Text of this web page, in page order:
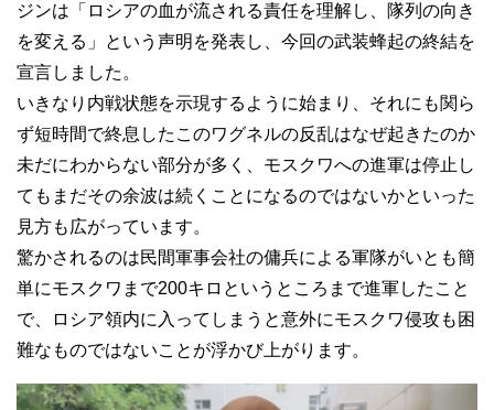
ジンは「ロシアの血が流される責任を理解し、隊列の向き
を変える」という声明を発表し、今回の武装蜂起の終結を
宣言しました。
いきなり内戦状態を示現するように始まり、それにも関ら
ず短時間で終息したこのワグネルの反乱はなぜ起きたのか
未だにわからない部分が多く、モスクワへの進軍は停止し
てもまだその余波は続くことになるのではないかといった
見方も広がっています。
驚かされるのは民間軍事会社の傭兵による軍隊がいとも簡
単にモスクワまで200キロというところまで進軍したこと
で、ロシア領内に入ってしまうと意外にモスクワ侵攻も困
難なものではないことが浮かび上がります。